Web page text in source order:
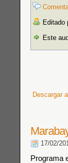
Editado
Este
Descargar
17/02/
Programa